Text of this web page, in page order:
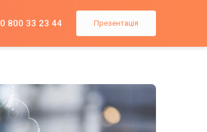
0 800 33 23 44 Презентація